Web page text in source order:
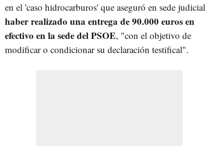
en el 'caso hidrocarburos' que aseguró en sede judicial
haber realizado una entrega de 90.000 euros en
efectivo en la sede del PSOE, "con el objetivo de
modificar o condicionar su declaración testifical".